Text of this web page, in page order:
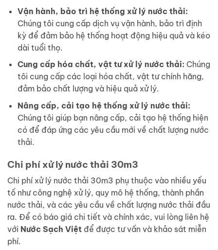
Vận hành, bảo trì hệ thống xử lý nước thải:
Chúng tôi cung cấp dịch vụ vận hành, bảo trì định
kỳ để đảm bảo hệ thống hoạt động hiệu quả và kéo
dài tuổi thọ.
Cung cấp hóa chất, vật tư xử lý nước thải: Chúng
tôi cung cấp các loại hóa chất, vật tư chính hãng,
đảm bảo chất lượng và hiệu quả xử lý.
Nâng cấp, cải tạo hệ thống xử lý nước thải:
Chúng tôi giúp bạn nâng cấp, cải tạo hệ thống hiện
có để đáp ứng các yêu cầu mới về chất lượng nước
thải.
Chi phí xử lý nước thải 30m3
Chi phí xử lý nước thải 30m3 phụ thuộc vào nhiều yếu
tố như công nghệ xử lý, quy mô hệ thống, thành phần
nước thải, và các yêu cầu về chất lượng nước thải đầu
ra. Để có báo giá chi tiết và chính xác, vui lòng liên hệ
với Nước Sạch Việt để được tư vấn và khảo sát miễn
phí.